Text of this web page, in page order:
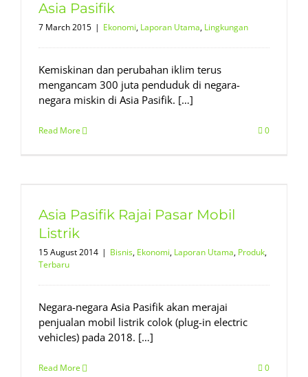
Asia Pasifik
7 March 2015 | Ekonomi, Laporan Utama, Lingkungan
Kemiskinan dan perubahan iklim terus
mengancam 300 juta penduduk di negara-
negara miskin di Asia Pasifik. […]
Read More 0
Asia Pasifik Rajai Pasar Mobil
Listrik
15 August 2014 | Bisnis, Ekonomi, Laporan Utama, Produk,
Terbaru
Negara-negara Asia Pasifik akan merajai
penjualan mobil listrik colok (plug-in electric
vehicles) pada 2018. […]
Read More 0